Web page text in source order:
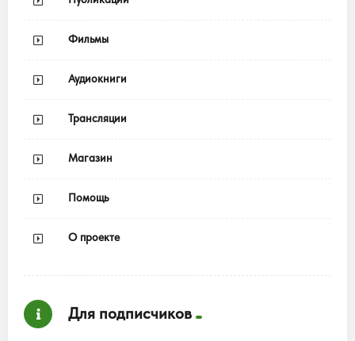
Фильмы
Аудиокниги
Трансляции
Магазин
Помощь
О проекте
Для подписчиков